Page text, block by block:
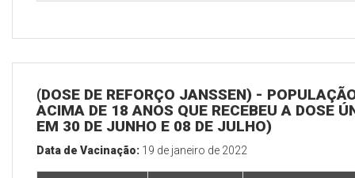
(DOSE DE REFORÇO JANSSEN) -
ACIMA DE 18 ANOS QUE RECEBEU A DOSE
EM 30 DE JUNHO E 08 DE JULHO)
Data de Vacinação: 19 de janeiro de 2022